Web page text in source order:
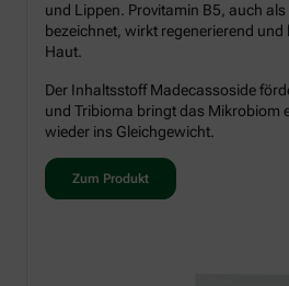
und Lippen. Provitamin B5, auch
bezeichnet, wirkt regenerierend
Haut.
Der Inhaltsstoff Madecassoside
und Tribioma bringt das Mikrobiom
wieder ins Gleichgewicht.
Zum Produkt